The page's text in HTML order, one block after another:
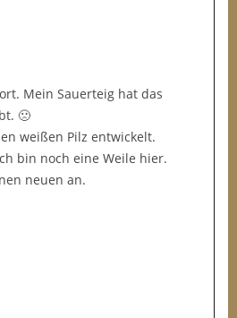
Mein Sauerteig hat das
🙁
weißen Pilz entwickelt.
bin noch eine Weile hier.
neuen an.